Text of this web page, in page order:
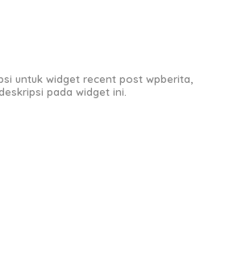
untuk widget recent post wpberita,
pada widget ini.